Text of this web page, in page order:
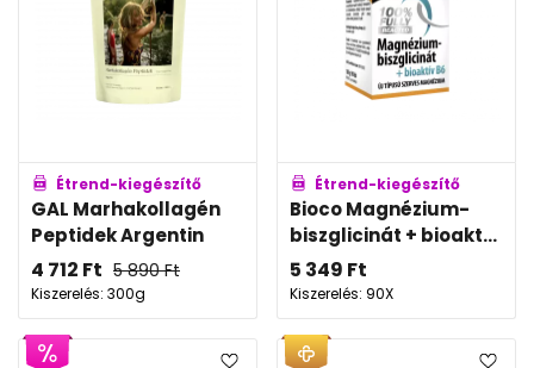
Étrend-kiegészítő
GAL Marhakollagén
Peptidek Argentin
4 712 Ft 5 890Ft
Kiszerelés: 300g
Étrend-kiegészítő
Bioco Magnézium-
biszglicinát + bioakt...
5 349 Ft
Kiszerelés: 90X